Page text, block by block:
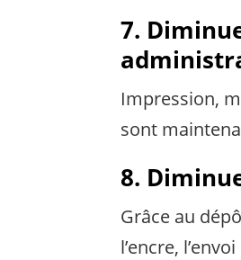
7.
Impression,
sont
8.
Grâce au
l’encre,